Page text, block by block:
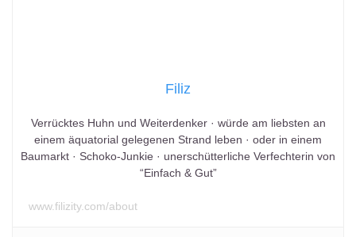
Filiz
Verrücktes Huhn und Weiterdenker · würde am liebsten an
einem äquatorial gelegenen Strand leben · oder in einem
Baumarkt · Schoko-Junkie · unerschütterliche Verfechterin von
“Einfach & Gut”
www.filizity.com/about